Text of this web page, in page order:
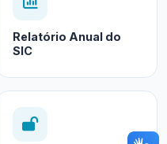
Relatório Anual do
SIC